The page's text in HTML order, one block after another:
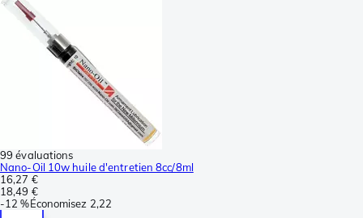
99 évaluations
Nano-Oil 10w huile d'entretien 8cc/8ml
16,27 €
18,49 €
-12 %Économisez 2,22